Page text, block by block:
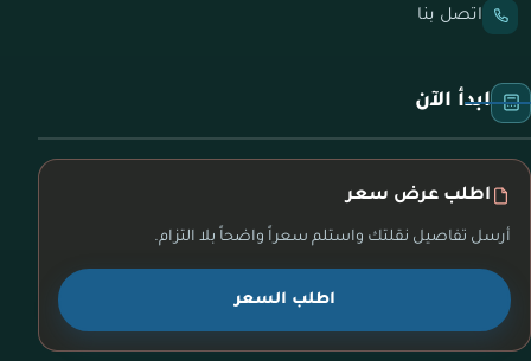
اتصل بنا
ابدأ الآن
اطلب عرض سعر
أرسل تفاصيل نقلتك واستلم سعراً واضحاً بلا التزام.
اطلب السعر